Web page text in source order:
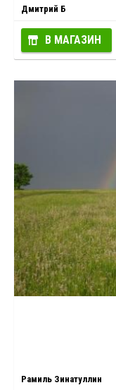
Дмитрий Б
В МАГАЗИН
Рамиль Зинатуллин